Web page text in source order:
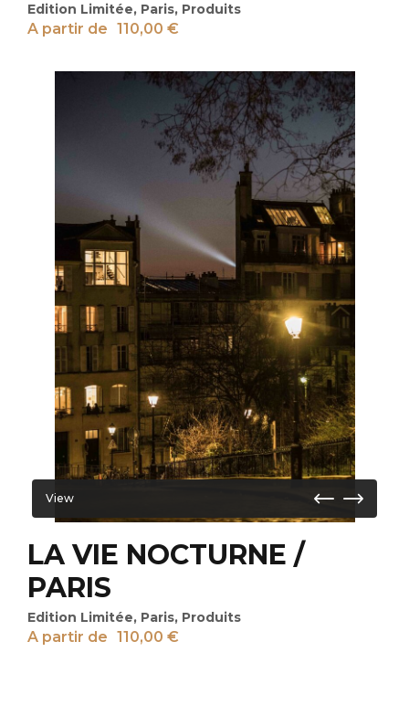
Edition Limitée, Paris, Produits
A partir de 110,00 €
View
LA VIE NOCTURNE /
PARIS
Edition Limitée, Paris, Produits
A partir de 110,00 €